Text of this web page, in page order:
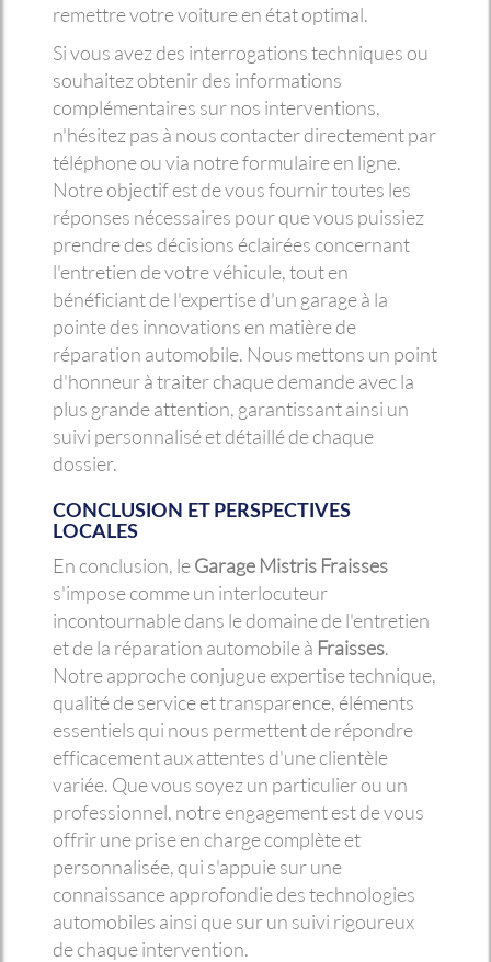
remettre votre voiture en état optimal.
Si vous avez des interrogations techniques ou
souhaitez obtenir des informations
complémentaires sur nos interventions,
n'hésitez pas à nous contacter directement par
téléphone ou via notre formulaire en ligne.
Notre objectif est de vous fournir toutes les
réponses nécessaires pour que vous puissiez
prendre des décisions éclairées concernant
l'entretien de votre véhicule, tout en
bénéficiant de l'expertise d'un garage à la
pointe des innovations en matière de
réparation automobile. Nous mettons un point
d'honneur à traiter chaque demande avec la
plus grande attention, garantissant ainsi un
suivi personnalisé et détaillé de chaque
dossier.
CONCLUSION ET PERSPECTIVES
LOCALES
En conclusion, leGarage Mistris Fraisses
s'impose comme un interlocuteur
incontournable dans le domaine de l'entretien
et de la réparation automobile à Fraisses.
Notre approche conjugue expertise technique,
qualité de service et transparence, éléments
essentiels qui nous permettent de répondre
efficacement aux attentes d'une clientèle
variée. Que vous soyez un particulier ou un
professionnel, notre engagement est de vous
offrir une prise en charge complète et
personnalisée, qui s'appuie sur une
connaissance approfondie des technologies
automobiles ainsi que sur un suivi rigoureux
de chaque intervention.